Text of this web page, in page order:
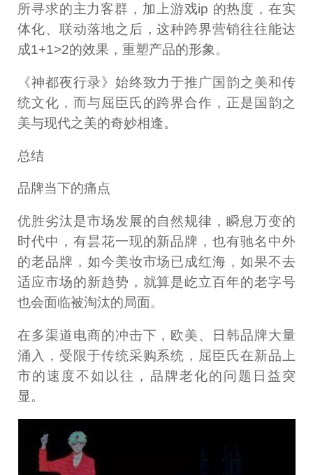
所寻求的主力客群，加上游戏ip 的热度，在实
体化、联动落地之后，这种跨界营销往往能达
成1+1>2的效果，重塑产品的形象。
《神都夜行录》始终致力于推广国韵之美和传
统文化，而与屈臣氏的跨界合作，正是国韵之
美与现代之美的奇妙相逢。
总结
品牌当下的痛点
优胜劣汰是市场发展的自然规律，瞬息万变的
时代中，有昙花一现的新品牌，也有驰名中外
的老品牌，如今美妆市场已成红海，如果不去
适应市场的新趋势，就算是屹立百年的老字号
也会面临被淘汰的局面。
在多渠道电商的冲击下，欧美、日韩品牌大量
涌入，受限于传统采购系统，屈臣氏在新品上
市的速度不如以往，品牌老化的问题日益突
显。